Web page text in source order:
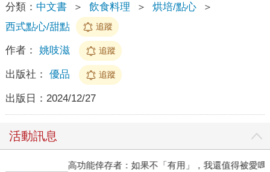
分類： 中文書 ＞ 飲食料理 ＞ 烘培/點心
＞
西式點心/甜點
追蹤
作者： 姚吱滋 追蹤
出版社： 優品 追蹤
出版日： 2024/12/27
活動訊息
高功能倖存者：如果不「有用」，我還值得被愛嗎？（限量作